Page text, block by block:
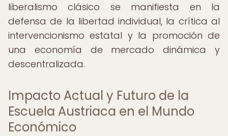
liberalismo clásico se manifiesta en la
defensa de la libertad individual, la crítica al
intervencionismo estatal y la promoción de
una economía de mercado dinámica y
descentralizada.
Impacto Actual y Futuro de la
Escuela Austriaca en el Mundo
Económico